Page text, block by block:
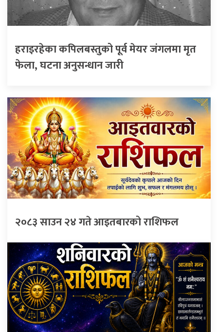
हराइरहेका कपिलबस्तुको पूर्व मेयर जंगलमा मृत
फेला, घटना अनुसन्धान जारी
२०८३ साउन २४ गते आइतबारको राशिफल